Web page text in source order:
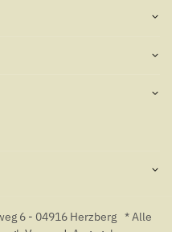
6 - 04916 Herzberg * Alle